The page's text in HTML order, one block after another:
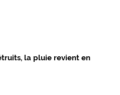
la pluie revient en